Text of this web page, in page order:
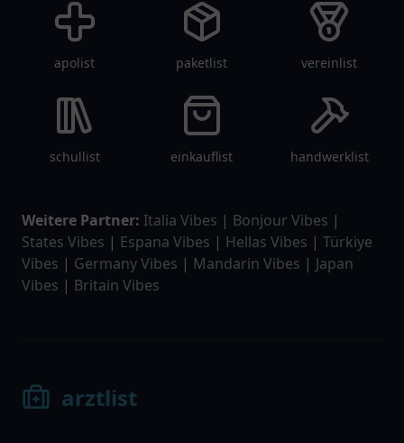
apolist paketlist vereinlist
schullist einkauflist handwerklist
Weitere Partner: Italia Vibes | Bonjour Vibes |
States Vibes | Espana Vibes | Hellas Vibes | Türkiye
Vibes | Germany Vibes | Mandarin Vibes | Japan
Vibes | Britain Vibes
arztlist